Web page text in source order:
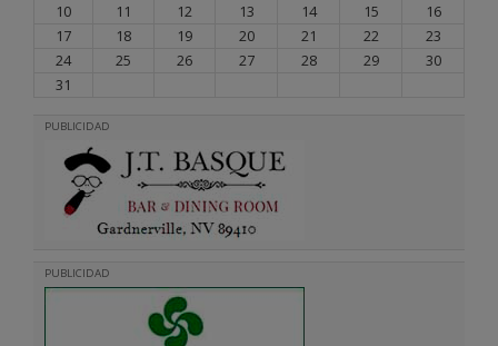
10
11 12 13 14 15
16
17
18 19 20 21 22
23
24
25 26 27 28 29
30
31
PUBLICIDAD
PUBLICIDAD